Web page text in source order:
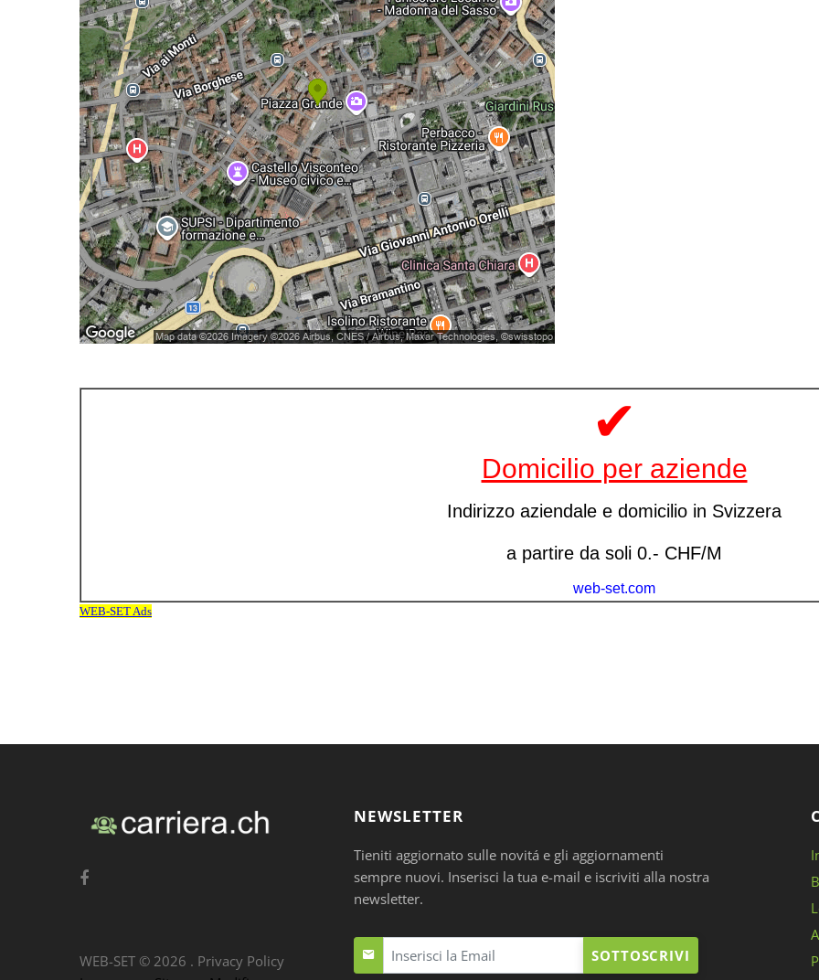
NEWSLETTER
Tieniti aggiornato sulle novitá e gli aggiornamenti
sempre nuovi. Inserisci la tua e-mail e iscriviti alla nostra
newsletter.
SOTTOSCRIVI
WEB-SET © 2026 . Privacy Policy